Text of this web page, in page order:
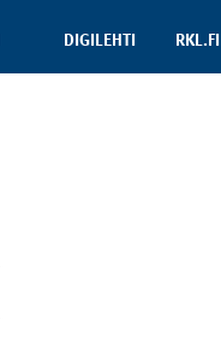
DIGILEHTI RKL.FI